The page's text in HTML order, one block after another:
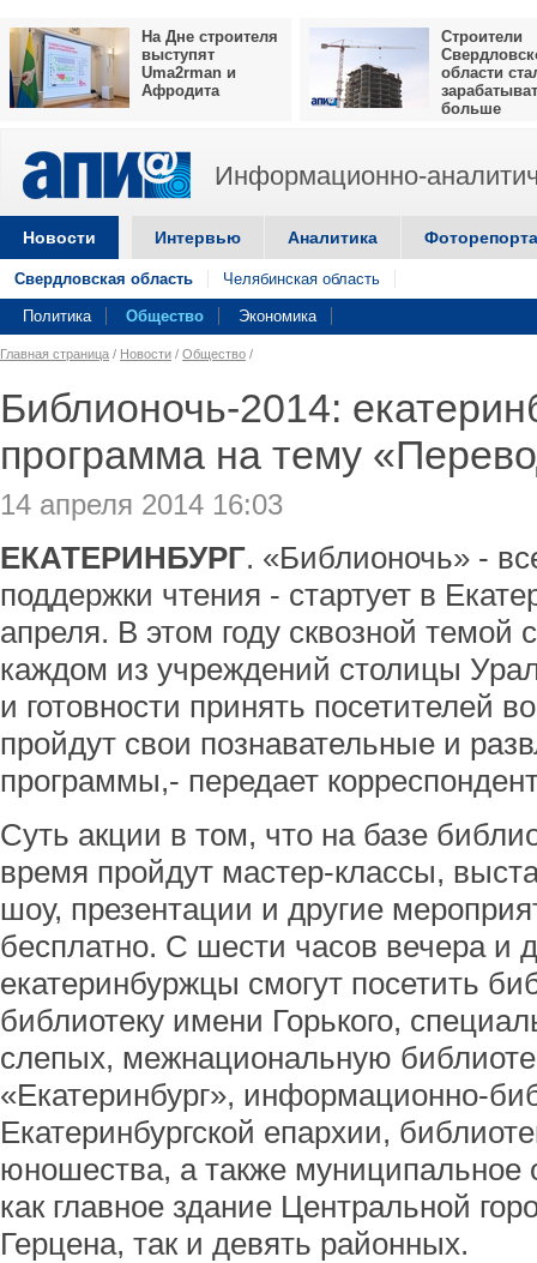
На Дне строителя
выступят
Uma2rman и
Афродита
Строители
области
больше
Информационно-
Новости Интервью Аналитика
Свердловская область Челябинская область
Политика Общество Экономика
Главная страница / Новости / Общество /
Библионочь-2014:
программа на тему
14 апреля 2014 16:03
ЕКАТЕРИНБУРГ. «Библионочь» -
поддержки чтения - стартует в
апреля. В этом году сквозной темой
каждом из учреждений столицы
и готовности принять посетителей
пройдут свои познавательные и
программы,- передает
Суть акции в том, что на базе
время пройдут мастер-классы,
шоу, презентации и другие
бесплатно. С шести часов вечера и
екатеринбуржцы смогут посетить
библиотеку имени Горького,
слепых, межнациональную
«Екатеринбург», информационно-
Екатеринбургской епархии,
юношества, а также муниципальное
как главное здание Центральной
Герцена, так и девять районных.